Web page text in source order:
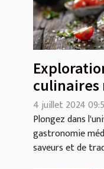
culinaires
dans une
4 juillet 2024
Plongez dans
gastronomie
saveurs et de